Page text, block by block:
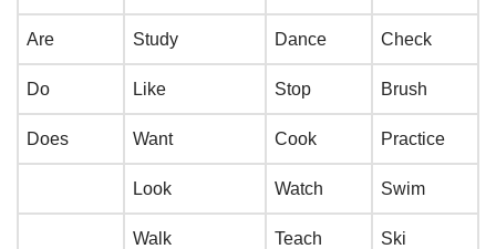
Are Study Dance Check
Do Like Stop Brush
Does Want Cook Practice
Look Watch Swim
Walk Teach Ski